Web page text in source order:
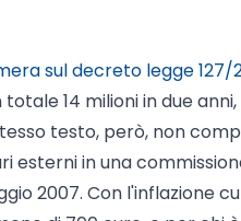
sul decreto legge 127/
totale 14 milioni in due
testo, però, non
esterni in una
2007. Con l'inflazione